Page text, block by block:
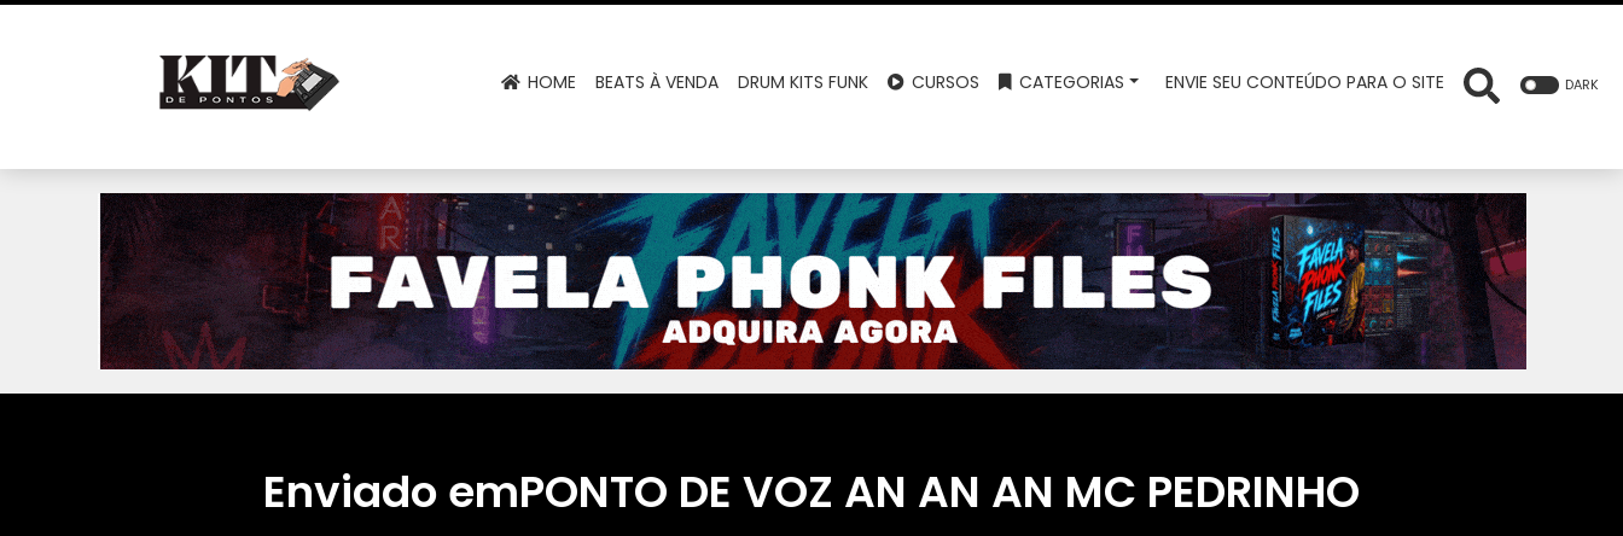
HOME BEATS À VENDA DRUM KITS FUNK CURSOS CATEGORIAS ENVIE SEU CONTEÚDO PARA O SITE DARK
Enviado emPONTO DE VOZ AN AN AN MC PEDRINHO